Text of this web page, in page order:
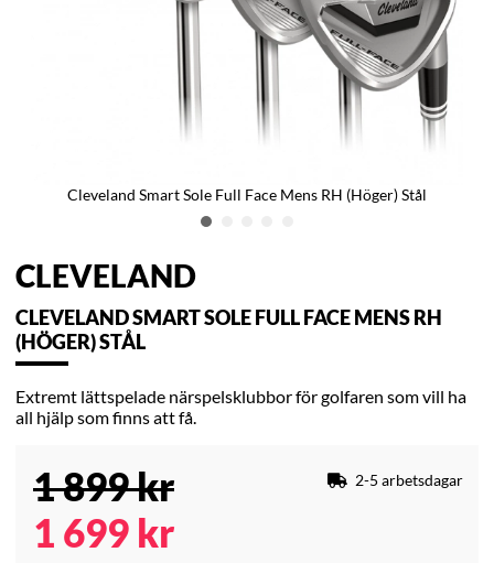
Cleveland Smart Sole Full Face Mens RH (Höger) Stål
CLEVELAND
CLEVELAND SMART SOLE FULL FACE MENS RH
(HÖGER) STÅL
Extremt lättspelade närspelsklubbor för golfaren som vill ha
all hjälp som finns att få.
1 899kr
1 699 kr
2-5 arbetsdagar